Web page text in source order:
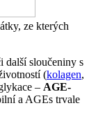
ze kterých
další sloučeniny s
(kolagen,
– AGE-
a AGEs trvale